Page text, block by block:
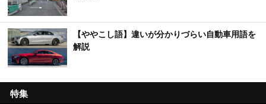
【ややこし語】違いが分かりづらい自動車用語を
解説
特集